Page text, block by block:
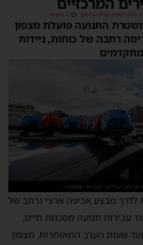
בסיון תשפ״ו (28/05/2026) 2 תגובות
התנועה פועלת מצפון
רחבה של כוחות, ניידות
ארכיון. קרדיט: דוברות המשטרה
לדרך מבצע אכיפה ארצי נרחב של
עבירות תנועה מסכנות חיים,
שעות הערב המאוחרות, מצפון